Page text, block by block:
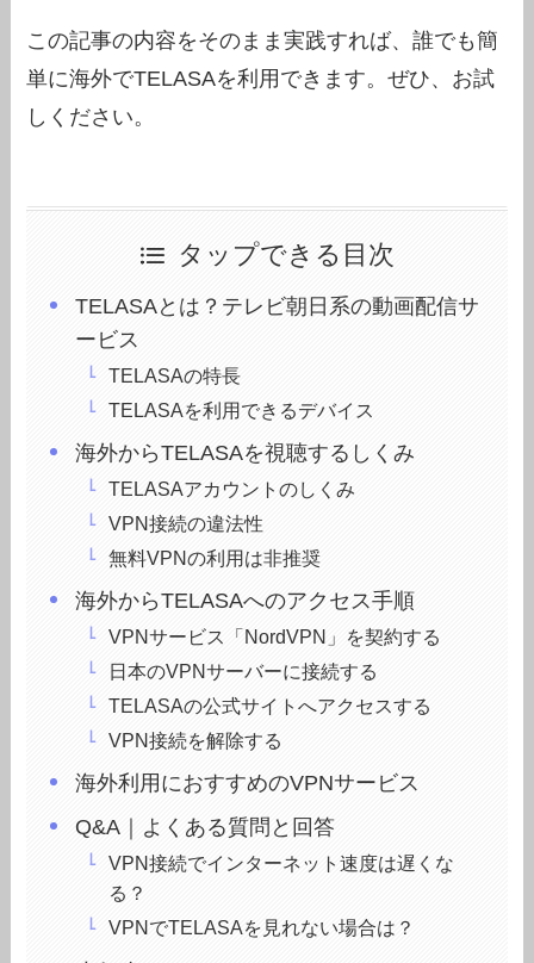
この記事の内容をそのまま実践すれば、誰でも簡
単に海外でTELASAを利用できます。ぜひ、お試
しください。
タップできる目次
TELASAとは？テレビ朝日系の動画配信サ
ービス
TELASAの特長
TELASAを利用できるデバイス
海外からTELASAを視聴するしくみ
TELASAアカウントのしくみ
VPN接続の違法性
無料VPNの利用は非推奨
海外からTELASAへのアクセス手順
VPNサービス「NordVPN」を契約する
日本のVPNサーバーに接続する
TELASAの公式サイトへアクセスする
VPN接続を解除する
海外利用におすすめのVPNサービス
Q&A｜よくある質問と回答
VPN接続でインターネット速度は遅くな
る？
VPNでTELASAを見れない場合は？